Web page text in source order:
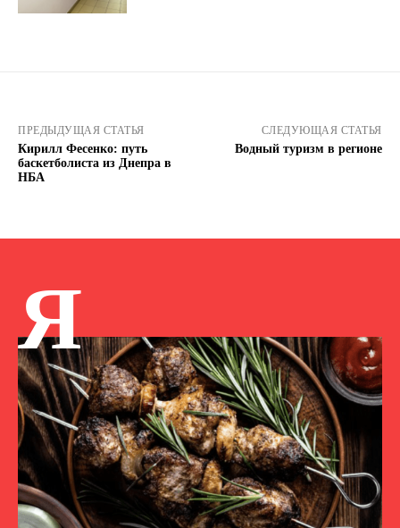
ПРЕДЫДУЩАЯ СТАТЬЯ
Кирилл Фесенко: путь
баскетболиста из Днепра в
НБА
СЛЕДУЮЩАЯ СТАТЬЯ
Водный туризм в регионе
Я